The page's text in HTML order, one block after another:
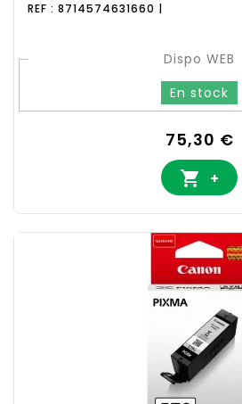
REF : 8714574631660 |
Dispo WEB
En stock
Prix
75,30 €
 +